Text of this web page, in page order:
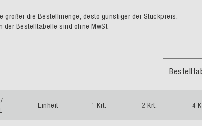
größer die Bestellmenge, desto günstiger der Stückpreis.
der Bestelltabelle sind ohne MwSt.
Einheit 1 Krt. 2 Krt. 4